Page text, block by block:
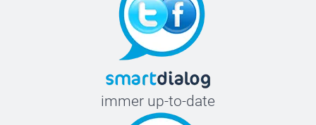
immer up-to-date